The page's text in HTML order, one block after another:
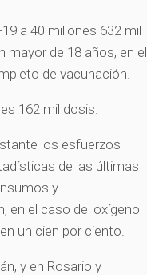
a 40 millones 632 mil
mayor de 18 años, en el
de vacunación.
162 mil dosis.
los esfuerzos
de las últimas
y
en el caso del oxígeno
un cien por ciento.
y en Rosario y